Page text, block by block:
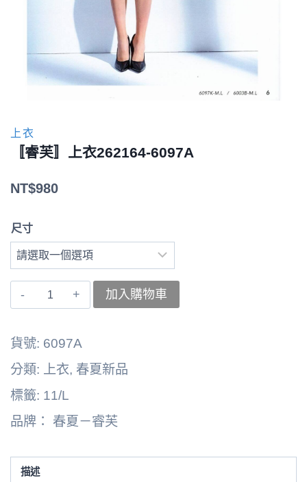
上衣
〚睿芙〛上衣262164-6097A
NT$980
尺寸
〚睿
262164-
6097A
數
加入購物車
貨號: 6097A
分類:
上衣, 春夏新品
標籤: 11/L
品牌： 春夏－睿芙
描述